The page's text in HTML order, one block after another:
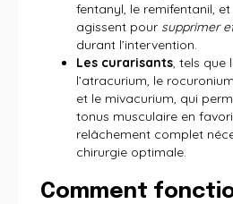
fentanyl, le remifentanil, et
agissent pour supprimer
durant l’intervention.
Les curarisants, tels que
l’atracurium, le
et le mivacurium, qui
tonus musculaire en
relâchement complet
chirurgie optimale.
Comment